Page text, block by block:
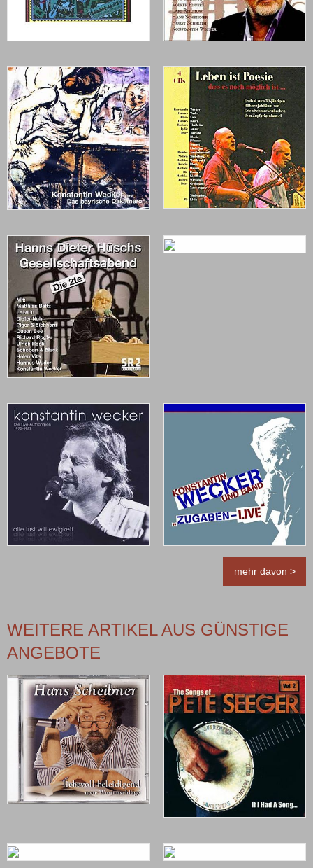
mehr davon >
WEITERE ARTIKEL AUS GÜNSTIGE
ANGEBOTE